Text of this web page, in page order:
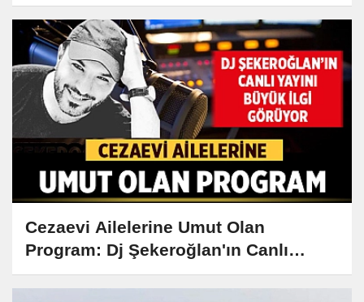
Cezaevi Ailelerine Umut Olan
Program: Dj Şekeroğlan'ın Canlı
Yayını Büyük İlgi Görüyor